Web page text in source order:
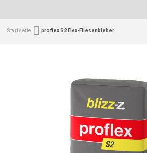
Startseite proflex S2 Flex-Fliesenkleber